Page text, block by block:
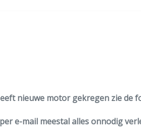
nieuwe motor gekregen zie de
e-mail meestal alles onnodig